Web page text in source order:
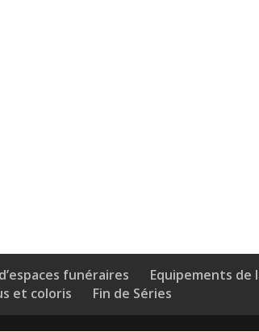
funéraires
Equipements de
et coloris Fin de Séries